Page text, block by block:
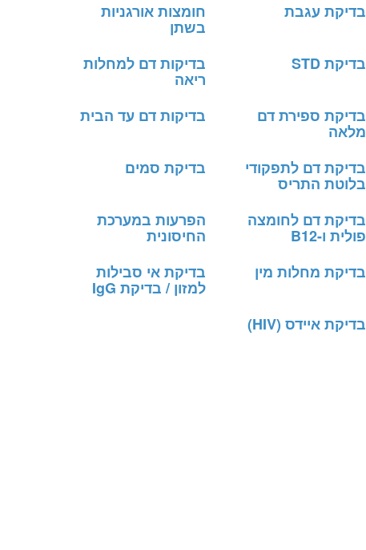
בדיקת עגבת
חומצות אורגניות
בשתן
בדיקת STD
בדיקות דם למחלות
ריאה
בדיקת ספירת דם
מלאה
בדיקות דם עד הבית
בדיקת דם לתפקודי
בלוטת התריס
בדיקת סמים
בדיקת דם לחומצה
פולית ו-B12
הפרעות במערכת
החיסונית
בדיקת מחלות מין
בדיקת אי סבילות
למזון / בדיקת IgG
בדיקת איידס (HIV)